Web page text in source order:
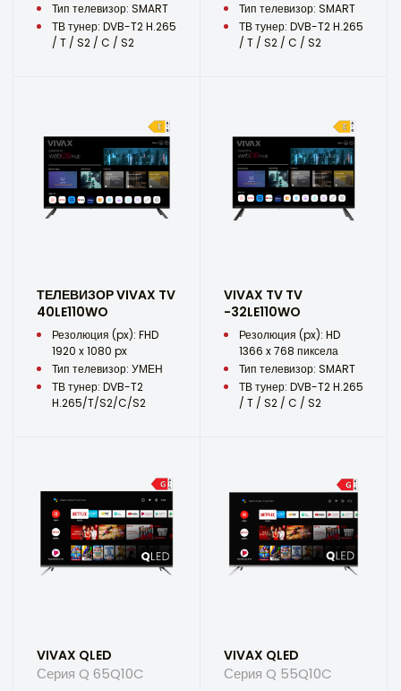
Тип телевизор: SMART
ТВ тунер: DVB-T2 H.265
/ T / S2 / C / S2
Тип телевизор: SMART
ТВ тунер: DVB-T2 H.265
/ T / S2 / C / S2
ТЕЛЕВИЗОР VIVAX TV
40LE110WO
Резолюция (px): FHD
1920 x 1080 px
Тип телевизор: УМЕН
ТВ тунер: DVB-T2
H.265/T/S2/C/S2
VIVAX TV TV
-32LE110WO
Резолюция (px): HD
1366 x 768 пиксела
Тип телевизор: SMART
ТВ тунер: DVB-T2 H.265
/ T / S2 / C / S2
VIVAX QLED
Серия Q 65Q10C
VIVAX QLED
Серия Q 55Q10C